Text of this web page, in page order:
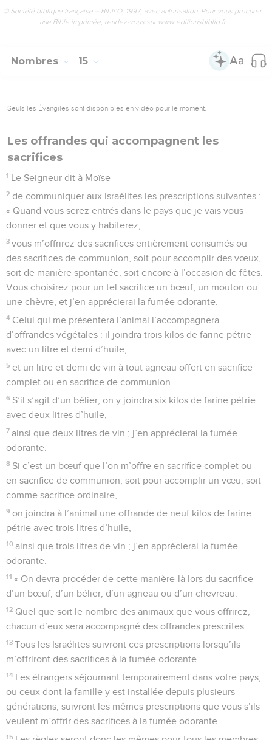
© Société biblique française – Bibli’O, 1997, avec autorisation. Pour vous procurer
une Bible imprimée, rendez-vous sur www.editionsbiblio.fr
Nombres 15
Seuls les Évangiles sont disponibles en vidéo pour le moment.
Les offrandes qui accompagnent les
sacrifices
1 Le Seigneur dit à Moïse
2 de communiquer aux Israélites les prescriptions suivantes :
« Quand vous serez entrés dans le pays que je vais vous
donner et que vous y habiterez,
3 vous m’offrirez des sacrifices entièrement consumés ou
des sacrifices de communion, soit pour accomplir des vœux,
soit de manière spontanée, soit encore à l’occasion de fêtes.
Vous choisirez pour un tel sacrifice un bœuf, un mouton ou
une chèvre, et j’en apprécierai la fumée odorante.
4 Celui qui me présentera l’animal l’accompagnera
d’offrandes végétales : il joindra trois kilos de farine pétrie
avec un litre et demi d’huile,
5 et un litre et demi de vin à tout agneau offert en sacrifice
complet ou en sacrifice de communion.
6 S’il s’agit d’un bélier, on y joindra six kilos de farine pétrie
avec deux litres d’huile,
7 ainsi que deux litres de vin ; j’en apprécierai la fumée
odorante.
8 Si c’est un bœuf que l’on m’offre en sacrifice complet ou
en sacrifice de communion, soit pour accomplir un vœu, soit
comme sacrifice ordinaire,
9 on joindra à l’animal une offrande de neuf kilos de farine
pétrie avec trois litres d’huile,
10 ainsi que trois litres de vin ; j’en apprécierai la fumée
odorante.
11 « On devra procéder de cette manière-là lors du sacrifice
d’un bœuf, d’un bélier, d’un agneau ou d’un chevreau.
12 Quel que soit le nombre des animaux que vous offrirez,
chacun d’eux sera accompagné des offrandes prescrites.
13 Tous les Israélites suivront ces prescriptions lorsqu’ils
m’offriront des sacrifices à la fumée odorante.
14 Les étrangers séjournant temporairement dans votre pays,
ou ceux dont la famille y est installée depuis plusieurs
générations, suivront les mêmes prescriptions que vous s’ils
veulent m’offrir des sacrifices à la fumée odorante.
15